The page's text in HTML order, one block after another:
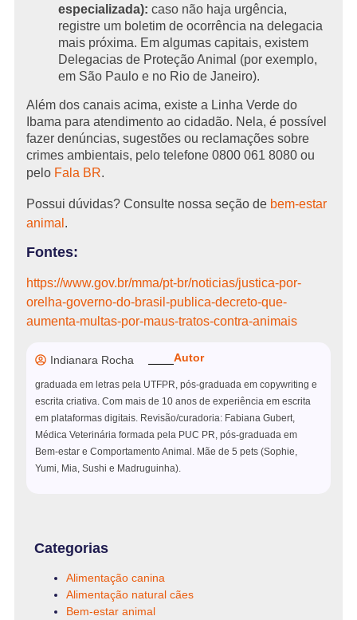
especializada): caso não haja urgência,
registre um boletim de ocorrência na delegacia
mais próxima. Em algumas capitais, existem
Delegacias de Proteção Animal (por exemplo,
em São Paulo e no Rio de Janeiro).
Além dos canais acima, existe a Linha Verde do
Ibama para atendimento ao cidadão. Nela, é possível
fazer denúncias, sugestões ou reclamações sobre
crimes ambientais, pelo telefone 0800 061 8080 ou
pelo Fala BR.
Possui dúvidas? Consulte nossa seção de bem-estar
animal .
Fontes:
https://www.gov.br/mma/pt-br/noticias/justica-por-
orelha-governo-do-brasil-publica-decreto-que-
aumenta-multas-por-maus-tratos-contra-animais
Indianara Rocha Autor
graduada em letras pela UTFPR, pós-graduada em copywriting e
escrita criativa. Com mais de 10 anos de experiência em escrita
em plataformas digitais. Revisão/curadoria: Fabiana Gubert,
Médica Veterinária formada pela PUC PR, pós-graduada em
Bem-estar e Comportamento Animal. Mãe de 5 pets (Sophie,
Yumi, Mia, Sushi e Madruguinha).
Categorias
Alimentação canina
Alimentação natural cães
Bem-estar animal